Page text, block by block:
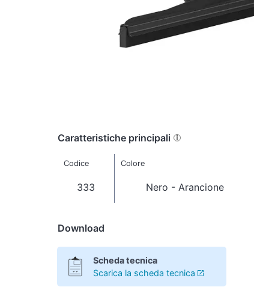
Caratteristiche principali
Codice Colore
333 Nero - Arancione
Download
Scheda tecnica
Scarica la scheda tecnica